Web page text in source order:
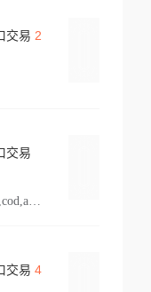
交易 2
交易
vehicle,pl 2,arts,home decor,cod,amusement ride,sea
交易 4